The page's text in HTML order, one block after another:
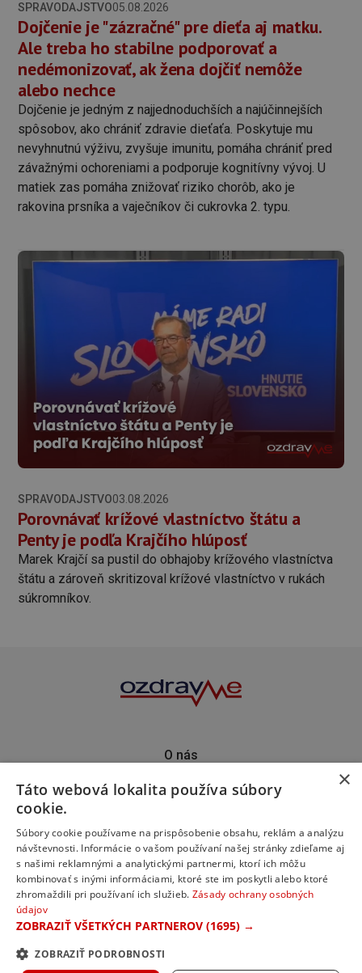
SPRAVODAJSTVO05.08.2026
Dojčenie je "zázračné" pre dieťa aj matku.
Ale treba ho stabilne podporovať a
nedémonizovať, ak žena dojčiť nemôže
alebo nechce
Dojčenie je jedným z najjednoduchších a najúčinnejších
spôsobov, ako chrániť zdravie dieťaťa. Poskytuje mu
nevyhnutnú výživu, zvyšuje imunitu, pomáha chrániť pred
závažnými ochoreniami a podporuje kognitívny vývoj. U
matiek zas pomáha znižovať riziko chorôb, ako je
rakovina prsníka a vaječníkov či cukrovka 2. typu.
SPRAVODAJSTVO03.08.2026
Porovnávať krížové vlastníctvo štátu a
Penty je podľa Krajčího hlúposť
Marek Krajčí sa pustil do obhajoby krížového vlastníctva
štátu a zároveň skritizoval krížové vlastníctvo v rukách
súkromníkov.
O nás
Predplatné
Podporte nás
© 2023 ozdravme s.r.o. Všetky práva vyhradené.
×
Táto webová lokalita používa súbory
cookie.
Súbory cookie používame na prispôsobenie obsahu, reklám a analýzu
návštevnosti. Informácie o vašom používaní našej stránky zdieľame aj
s našimi reklamnými a analytickými partnermi, ktorí ich môžu
kombinovať s inými informáciami, ktoré ste im poskytli alebo ktoré
zhromaždili pri používaní ich služieb. Zásady ochrany osobných
údajov
ZOBRAZIŤ VŠETKÝCH PARTNEROV (1695) →
ZOBRAZIŤ PODROBNOSTI